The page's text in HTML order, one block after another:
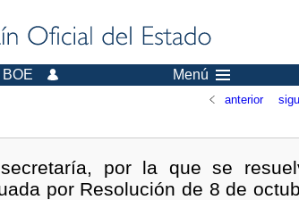
BOE Menú
anterior
por la que se
por Resolución de 8 de